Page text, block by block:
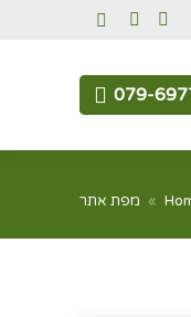
Whatsapp
opens
in
new
Facebook
opens
in
new
079-
You are
מפת אתר